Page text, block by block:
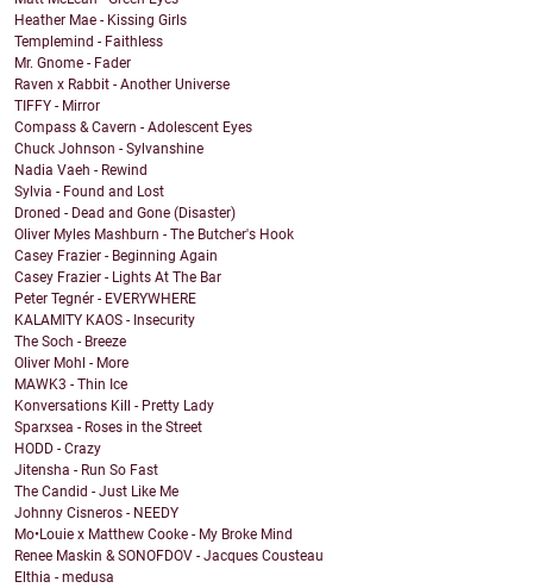
Heather Mae - Kissing Girls
Templemind - Faithless
Mr. Gnome - Fader
Raven x Rabbit - Another Universe
TIFFY - Mirror
Compass & Cavern - Adolescent Eyes
Chuck Johnson - Sylvanshine
Nadia Vaeh - Rewind
Sylvia - Found and Lost
Droned - Dead and Gone (Disaster)
Oliver Myles Mashburn - The Butcher's Hook
Casey Frazier - Beginning Again
Casey Frazier - Lights At The Bar
Peter Tegnér - EVERYWHERE
KALAMITY KAOS - Insecurity
The Soch - Breeze
Oliver Mohl - More
MAWK3 - Thin Ice
Konversations Kill - Pretty Lady
Sparxsea - Roses in the Street
HODD - Crazy
Jitensha - Run So Fast
The Candid - Just Like Me
Johnny Cisneros - NEEDY
Mo•Louie x Matthew Cooke - My Broke Mind
Renee Maskin & SONOFDOV - Jacques Cousteau
Elthia - medusa